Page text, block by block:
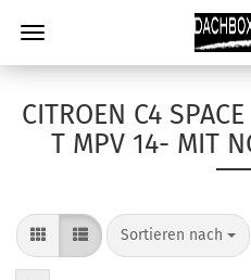
CITROEN C4
T MPV 14- MIT
Sortieren nach